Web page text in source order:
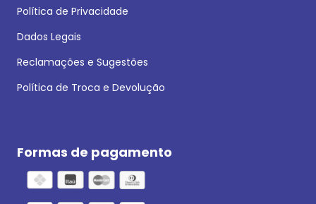
Política de Privacidade
Dados Legais
Reclamações e Sugestões
Política de Troca e Devolução
Formas de pagamento